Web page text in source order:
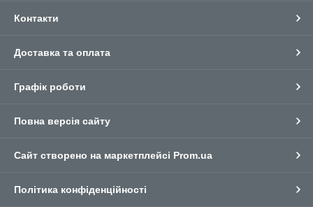
Контакти
Доставка та оплата
Графік роботи
Повна версія сайту
Сайт створено на маркетплейсі Prom.ua
Політика конфіденційності